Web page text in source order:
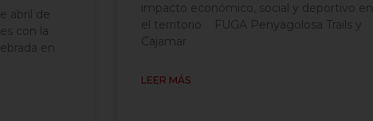
abril de
con la
en
impacto económico, social y deportivo en
el territorio FUGA Penyagolosa Trails y
Cajamar
LEER MÁS